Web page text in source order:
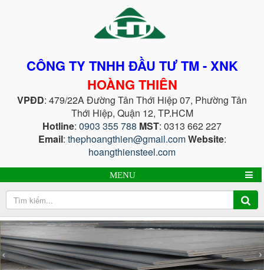
CÔNG TY TNHH ĐẦU TƯ TM - XNK
HOÀNG THIÊN
VPĐD: 479/22A Đường Tân Thới Hiệp 07, Phường Tân
Thới Hiệp, Quận 12, TP.HCM
Hotline: 0903 355 788 MST: 0313 662 227
Email: thephoangthien@gmail.comWebsite:
hoangthiensteel.com
MENU